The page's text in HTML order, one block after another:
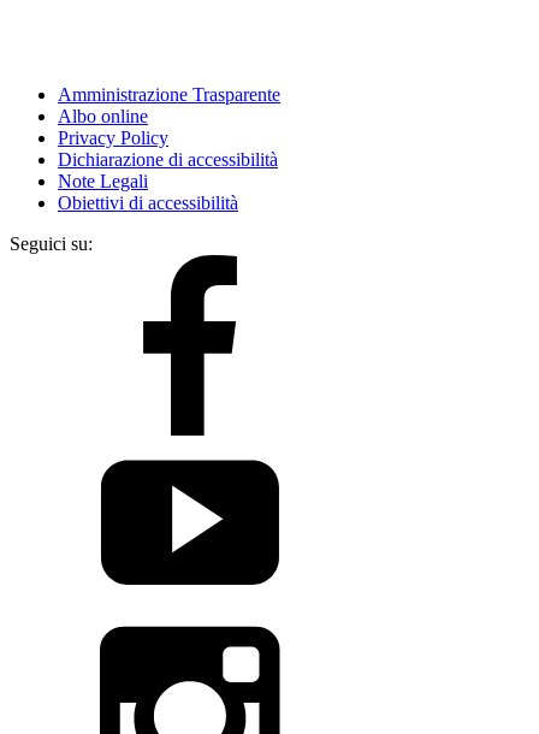
Amministrazione Trasparente
Albo online
Privacy Policy
Dichiarazione di accessibilità
Note Legali
Obiettivi di accessibilità
Seguici su: